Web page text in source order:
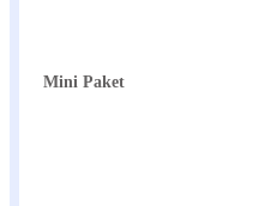
Mini Paket